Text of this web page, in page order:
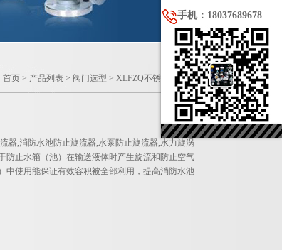
首页 > 产品列表 > 阀门选型 > XLFZQ不锈钢旋流防止器
器,消防水池防止旋流器,水泵防止旋流器,水力旋涡
防止水箱（池）在输送液体时产生旋流和防止空气
中使用能保证有效容积被全部利用，提高消防水池
手机：18037689678